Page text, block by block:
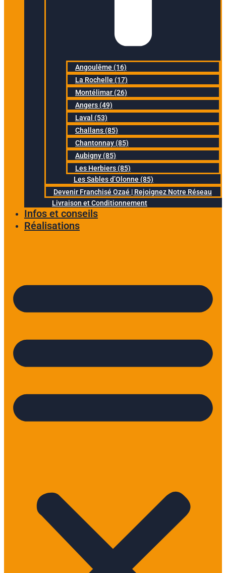
Angoulême (16)
La Rochelle (17)
Montélimar (26)
Angers (49)
Laval (53)
Challans (85)
Chantonnay (85)
Aubigny (85)
Les Herbiers (85)
Les Sables d’Olonne (85)
Devenir Franchisé Ozaé | Rejoignez Notre Réseau
Livraison et Conditionnement
Infos et conseils
Réalisations